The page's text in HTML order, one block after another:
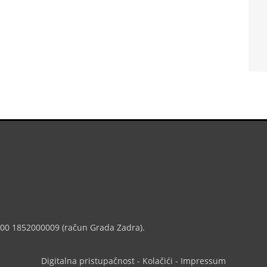
1852000009 (račun Grada Zadra).
Digitalna pristupačnost - Kolačići - Impressum